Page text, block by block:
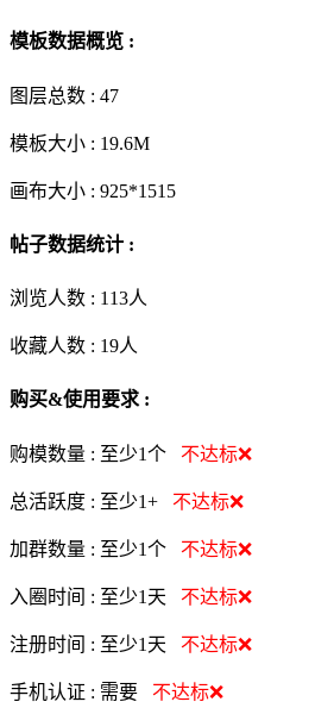
模板数据概览 :
图层总数 : 47
模板大小 : 19.6M
画布大小 : 925*1515
帖子数据统计 :
浏览人数 : 113人
收藏人数 : 19人
购买&使用要求 :
购模数量 : 至少1个 不达标❌
总活跃度 : 至少1+ 不达标❌
加群数量 : 至少1个 不达标❌
入圈时间 : 至少1天 不达标❌
注册时间 : 至少1天 不达标❌
手机认证 : 需要 不达标❌